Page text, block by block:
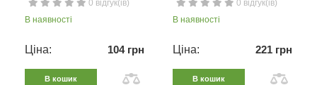
0 відгук(ів)
В наявності
Ціна: 104 грн
В кошик
0 відгук(ів)
В наявності
Ціна: 221 грн
В кошик